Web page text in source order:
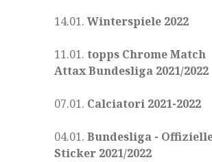
14.01.Winterspiele 2022
11.01.topps Chrome Match
Attax Bundesliga 2021/2022
07.01. Calciatori 2021-2022
04.01.Bundesliga -
Sticker 2021/2022